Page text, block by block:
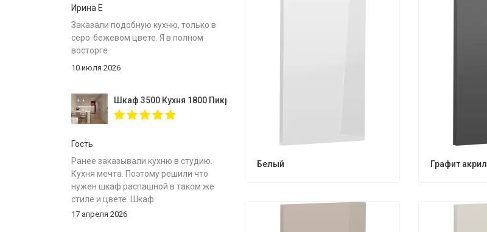
Белый Графит акрил
Ирина Е
Заказали подобную кухню, только в
серо-бежевом цвете. Я в полном
восторге
10 июля 2026
Шкаф 3500 Кухня 1800 Пикрит
Гость
Ранее заказывали кухню в студию.
Кухня мечта. Поэтому решили что
нужен шкаф распашной в таком же
стиле и цвете. Шкаф
собрали,инструкция
17 апреля 2026